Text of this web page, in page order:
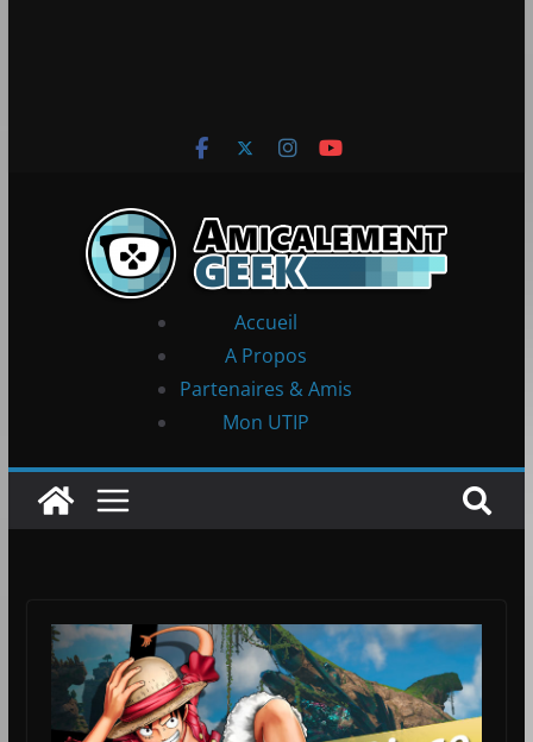
Accueil
A Propos
Partenaires & Amis
Mon UTIP